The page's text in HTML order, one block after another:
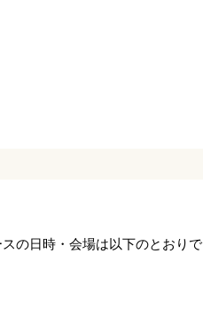
の日時・会場は以下のとおりで